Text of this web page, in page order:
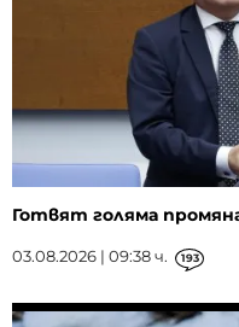
Готвят голяма
03.08.2026 | 09:38 ч. 193